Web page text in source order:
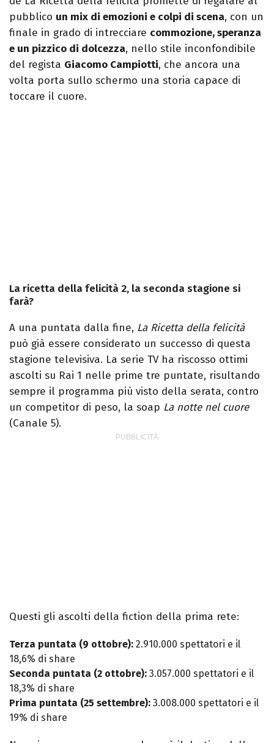
pubblico un mix di emozioni e colpi di scena, con un
finale in grado di intrecciare commozione, speranza
e un pizzico di dolcezza, nello stile inconfondibile
del regista Giacomo Campiotti, che ancora una
volta porta sullo schermo una storia capace di
toccare il cuore.
La ricetta della felicità 2, la seconda stagione si
farà?
A una puntata dalla fine, La Ricetta della felicità
può già essere considerato un successo di questa
stagione televisiva. La serie TV ha riscosso ottimi
ascolti su Rai 1 nelle prime tre puntate, risultando
sempre il programma più visto della serata, contro
un competitor di peso, la soap La notte nel cuore
(Canale 5).
Questi gli ascolti della fiction della prima rete:
Terza puntata (9 ottobre): 2.910.000 spettatori e il
18,6% di share
Seconda puntata (2 ottobre): 3.057.000 spettatori e il
18,3% di share
Prima puntata (25 settembre): 3.008.000 spettatori e il
19% di share